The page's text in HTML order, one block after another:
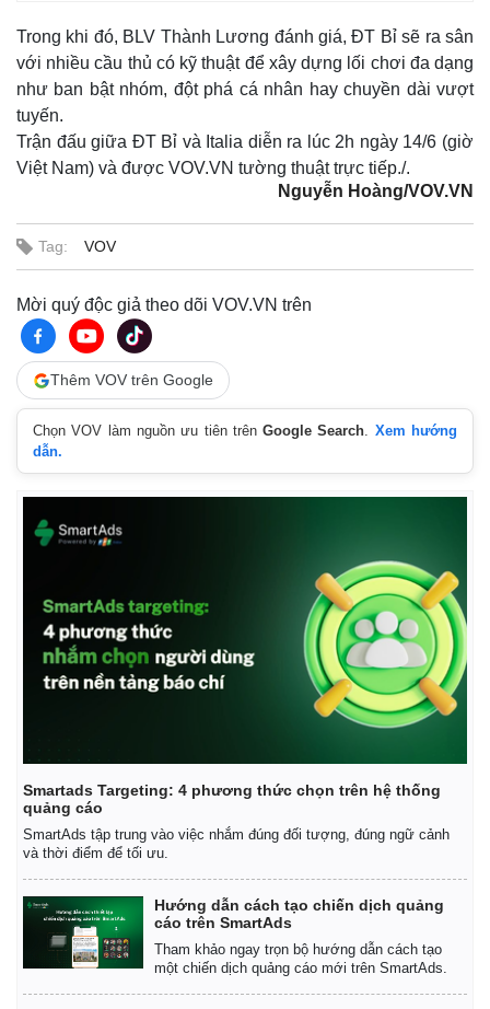
Thế giới
Quan sát
Cuộc sống đó đây
Hồ sơ
Multimedia
Trong khi đó, BLV Thành Lương đánh giá, ĐT Bỉ sẽ ra sân
với nhiều cầu thủ có kỹ thuật để xây dựng lối chơi đa dạng
như ban bật nhóm, đột phá cá nhân hay chuyền dài vượt
tuyến.
Trận đấu giữa ĐT Bỉ và Italia diễn ra lúc 2h ngày 14/6 (giờ
Việt Nam) và được VOV.VN tường thuật trực tiếp./.
Nguyễn Hoàng/VOV.VN
Tag: VOV
Mời quý độc giả theo dõi VOV.VN trên
Thêm VOV trên Google
Chọn VOV làm nguồn ưu tiên trênGoogle Search. Xem hướng
dẫn.
Smartads Targeting: 4 phương thức chọn trên hệ thống
quảng cáo
SmartAds tập trung vào việc nhắm đúng đối tượng, đúng ngữ cảnh
và thời điểm để tối ưu.
Hướng dẫn cách tạo chiến dịch quảng
cáo trên SmartAds
Tham khảo ngay trọn bộ hướng dẫn cách tạo
một chiến dịch quảng cáo mới trên SmartAds.